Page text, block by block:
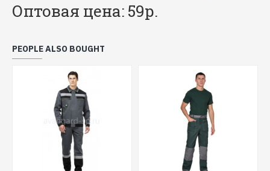
Нормативные документы:ТР ТС 019/2011
Оптовая цена: 59р.
PEOPLE ALSO BOUGHT